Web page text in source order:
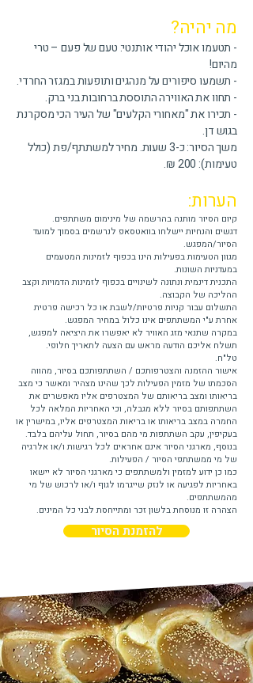
מה יהיה?
- תטעמו אוכל יהודי אותנטי: טעם של פעם – טרי
מהיום!
- תשמעו סיפורים על מנהגים ותופעות במגזר החרדי.
- תחוו את האווירה התוססת ברחובות בני ברק.
- תכירו את "מאחורי הקלעים" של העיר הכי מסקרנת
בגוש דן.
משך הסיור: כ-3 שעות. מחיר למשתתף/פת (כולל
טעימות): 200 ₪.​
הערות:
קיום הסיור מותנה בהרשמה של מינימום משתתפים.
דגשים והנחיות יישלחו בוואטסאפ לנרשמים בסמוך למועד
הסיור/המפגש.
מגוון הטעימות בפעילות הינו בכפוף לזמינות המטעמים
במעדניות השונות.
התכנית דינמית ונתונה לשינויים בכפוף לזמינות הדמויות וקצב
ההליכה של הקבוצה.
התשלום עבור קניות פרטיות/לשבת או כל רכישה פרטית
אחרת ע"י המשתתפים אינו כלול במחיר המפגש.
במקרה שתנאי מזג האוויר לא יאפשרו את היציאה למפגש,
תשלח אליכם הודעה מראש עם הצעה לתאריך חלופי.
טל"ח.
אישור ההזמנה והצטרפותכם / השתתפותכם בסיור, מהווה
הסכמתו של מזמין הפעילות לכך שהינו מצהיר ומאשר כי מצב
בריאותו ומצב בריאותם של המצטרפים אליו מאפשרים את
השתתפותם בסיור ללא מגבלה, וכי האחריות המלאה לכל
החמרה במצב בריאותו או בריאות המצטרפים אליו, במישרין או
בעקיפין, עקב השתתפות מי מהם בסיור, תחול עליהם בלבד.
בנוסף, מארגני הסיור אינם אחראים לכל רגישות ו/או אלרגיה
של מי ממשתתפי הסיור / הפעילות.
כמו כן ידוע למזמין ולמשתתפים כי מארגני הסיור לא יישאו
באחריות לפגיעה או לנזק שייגרמו לגוף ו/או לרכוש של מי
מהמשתתפים.
הצהרה זו מנוסחת בלשון זכר ומתייחסת לבני כל המינים.
להזמנת הסיור